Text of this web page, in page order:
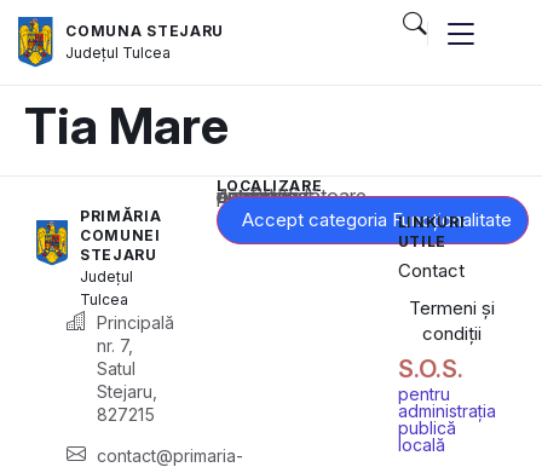
COMUNA STEJARU
Județul Tulcea
Tia Mare
PRIMĂRIA
COMUNEI
STEJARU
Județul
Tulcea
Principală
nr. 7,
Satul
Stejaru,
827215
contact@primaria-
LOCALIZARE
Acest conținut este blocat până când acceptați categoria corespunzătoare de cookie-uri.
Accept categoria Funcționalitate
LINKURI
UTILE
Contact
Termeni și
condiții
S.O.S.
pentru
administrația
publică
locală